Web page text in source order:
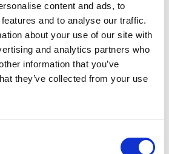
content and ads, to
and to analyse our traffic.
about your use of our site with
and analytics partners who
information that you’ve
they’ve collected from your use
ihrer Skulpturen
nach der Größe
Seetang,
Japonica,
Jahr eine Länge
und eine
zu